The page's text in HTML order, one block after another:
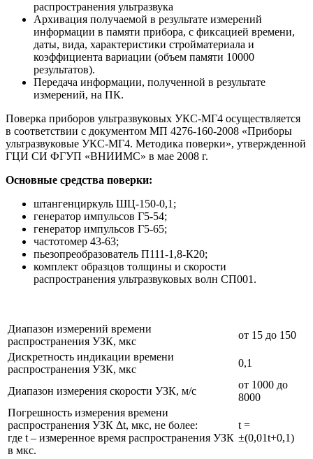
распространения ультразвука
Архивация получаемой в результате измерений
информации в памяти прибора, с фиксацией времени,
даты, вида, характеристики стройматериала и
коэффициента вариации (объем памяти 10000
результатов).
Передача информации, полученной в результате
измерений, на ПК.
Поверка приборов ультразвуковых УКС-МГ4 осуществляется
в соответствии с документом МП 4276-160-2008 «Приборы
ультразвуковые УКС-МГ4. Методика поверки», утвержденной
ГЦИ СИ ФГУП «ВНИИМС» в мае 2008 г.
Основные средства поверки:
штангенциркуль ШЦ-150-0,1;
генератор импульсов Г5-54;
генератор импульсов Г5-65;
частотомер 43-63;
пьезопреобразователь П111-1,8-К20;
комплект образцов толщины и скорости
распространения ультразвуковых волн СП001.
Диапазон измерений времени
распространения УЗК, мкс
от 15 до 150
Дискретность индикации времени
распространения УЗК, мкс
0,1
Диапазон измерения скорости УЗК, м/с
от 1000 до
8000
Погрешность измерения времени
распространения УЗК Δt, мкс, не более:
где t – измеренное вре­мя распространения УЗК
в мкс.
t =
±(0,01t+0,1)